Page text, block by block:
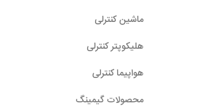
ماشین کنترلی
هلیکوپتر کنترلی
هواپیما کنترلی
محصولات گیمینگ